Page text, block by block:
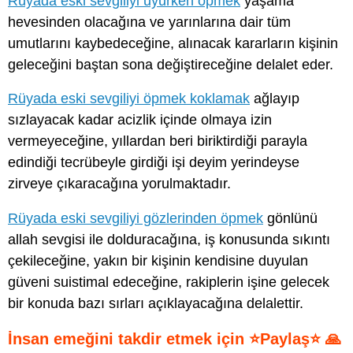
hevesinden olacağına ve yarınlarına dair tüm
umutlarını kaybedeceğine, alınacak kararların kişinin
geleceğini baştan sona değiştireceğine delalet eder.
Rüyada eski sevgiliyi öpmek koklamak ağlayıp
sızlayacak kadar acizlik içinde olmaya izin
vermeyeceğine, yıllardan beri biriktirdiği parayla
edindiği tecrübeyle girdiği işi deyim yerindeyse
zirveye çıkaracağına yorulmaktadır.
Rüyada eski sevgiliyi gözlerinden öpmek gönlünü
allah sevgisi ile dolduracağına, iş konusunda sıkıntı
çekileceğine, yakın bir kişinin kendisine duyulan
güveni suistimal edeceğine, rakiplerin işine gelecek
bir konuda bazı sırları açıklayacağına delalettir.
İnsan emeğini takdir etmek için ⭐Paylaş⭐ 🙏